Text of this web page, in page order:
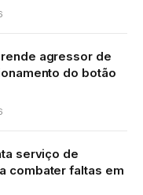
agressor de
do botão
serviço de
combater faltas em